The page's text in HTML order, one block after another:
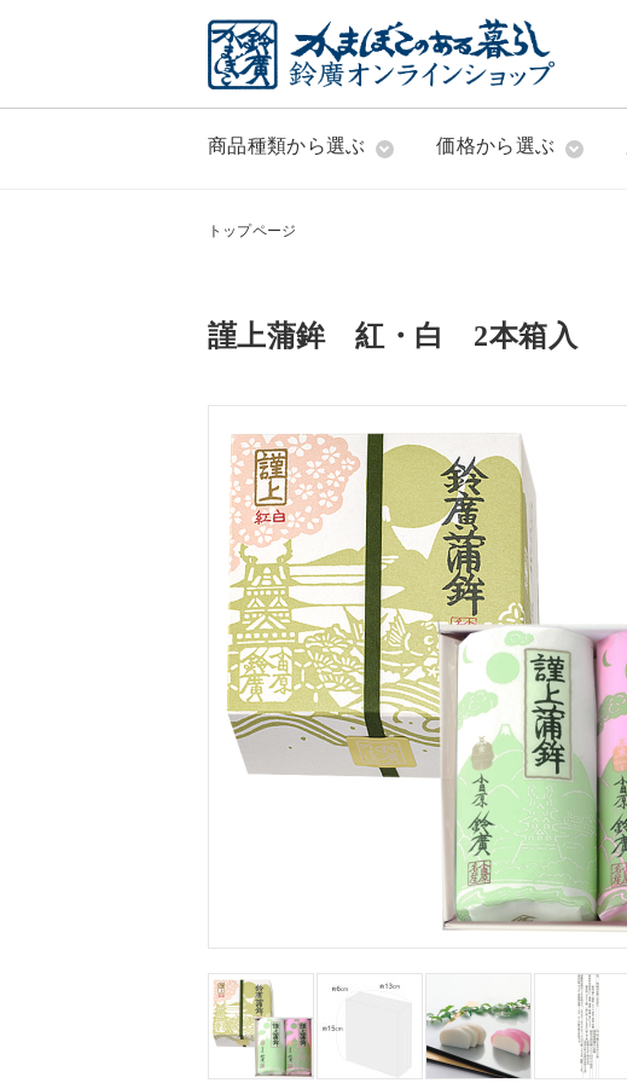
商品種類から選ぶ 価格から選ぶ
トップページ
謹上蒲鉾 紅・白 2本箱入